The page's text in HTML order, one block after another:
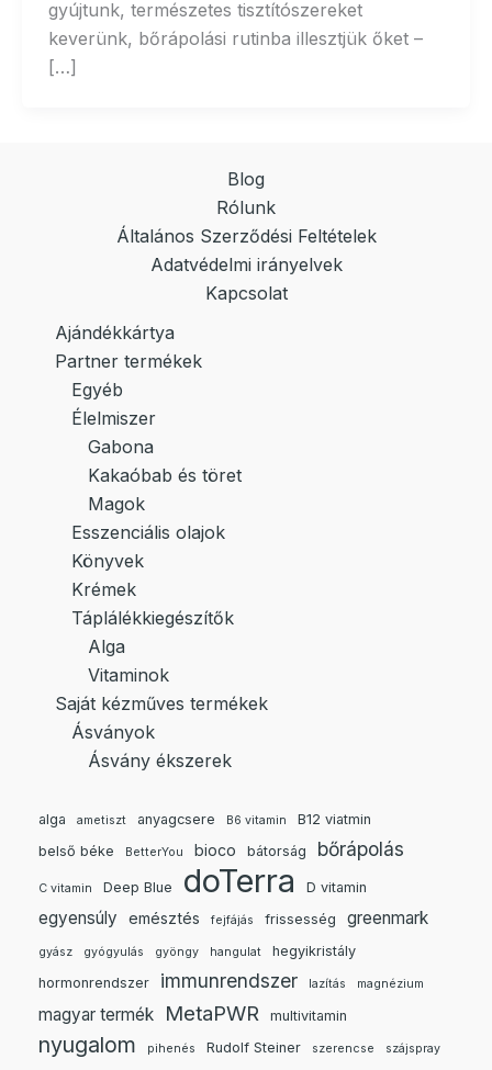
gyújtunk, természetes tisztítószereket
keverünk, bőrápolási rutinba illesztjük őket –
[…]
Blog
Rólunk
Általános Szerződési Feltételek
Adatvédelmi irányelvek
Kapcsolat
Ajándékkártya
Partner termékek
Egyéb
Élelmiszer
Gabona
Kakaóbab és töret
Magok
Esszenciális olajok
Könyvek
Krémek
Táplálékkiegészítők
Alga
Vitaminok
Saját kézműves termékek
Ásványok
Ásvány ékszerek
alga ametiszt anyagcsere B6 vitamin
B12 viatmin
belső béke
BetterYou bioco bátorság bőrápolás
C vitamin Deep Blue doTerra D vitamin
egyensúly emésztés fejfájás frissesség greenmark
gyász gyógyulás gyöngy hangulat
hegyikristály
hormonrendszer
immunrendszer lazítás magnézium
magyar termék MetaPWR multivitamin
nyugalom pihenés Rudolf Steiner szerencse szájspray